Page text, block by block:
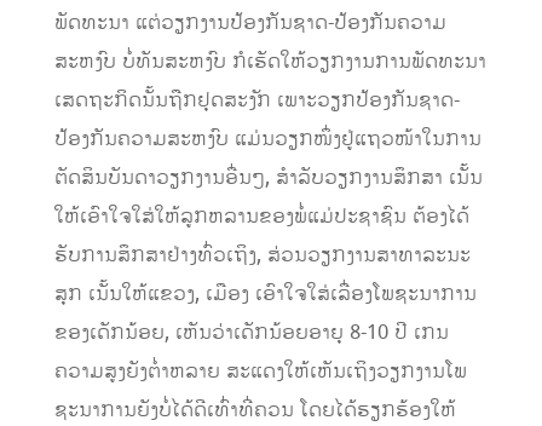
ພັດທະນາ ແຕ່ວຽກງານປ້ອງກັນຊາດ-ປ້ອງກັນຄວາມ
ສະຫງົບ ບໍ່ທັນສະຫງົບ ກໍເຮັດໃຫ້ວຽກງານການພັດທະນາ
ເສດຖະກິດນັ້ນຖືກຢຸດສະງັກ ເພາະວຽກປ້ອງກັນຊາດ-
ປ້ອງກັນຄວາມສະຫງົບ ແມ່ນວຽກໜຶ່ງຢູ່ແຖວໜ້າໃນການ
ຕັດສິນບັນດາວຽກງານອື່ນໆ, ສໍາລັບວຽກງານສຶກສາ ເນັ້ນ
ໃຫ້ເອົາໃຈໃສ່ໃຫ້ລູກຫລານຂອງພໍ່ແມ່ປະຊາຊົນ ຕ້ອງໄດ້
ຮັບການສຶກສາຢ່າງທົ່ວເຖິງ, ສ່ວນວຽກງານສາທາລະນະ
ສຸກ ເນັ້ນໃຫ້ແຂວງ, ເມືອງ ເອົາໃຈໃສ່ເລື່ອງໂພຊະນາການ
ຂອງເດັກນ້ອຍ, ເຫັນວ່າເດັກນ້ອຍອາຍຸ 8-10 ປີ ເກນ
ຄວາມສູງຍັງຕໍ່າຫລາຍ ສະແດງໃຫ້ເຫັນເຖິງວຽກງານໂພ
ຊະນາການຍັງບໍ່ໄດ້ດີເທົ່າທີ່ຄວນ ໂດຍໄດ້ຮຽກຮ້ອງໃຫ້